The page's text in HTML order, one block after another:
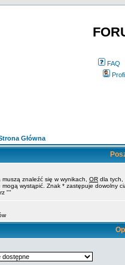
FAQ
Główna
muszą znaleźć się w wynikach, OR dla tych,
mogą wystąpić. Znak * zastępuje dowolny
""